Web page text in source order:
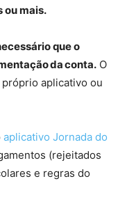
ou mais.
que o
da conta. O
aplicativo ou
aplicativo Jornada do
(rejeitados
e regras do